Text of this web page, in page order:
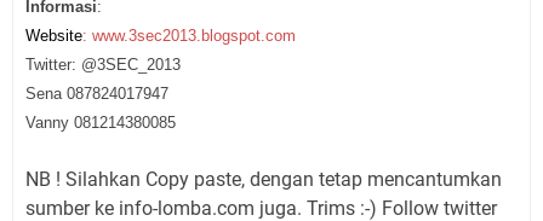
Informasi:
Website: www.3sec2013.blogspot.com
Twitter: @3SEC_2013
Sena 087824017947
Vanny 081214380085
NB ! Silahkan Copy paste, dengan tetap mencantumkan
sumber ke info-lomba.com juga. Trims :-) Follow twitter